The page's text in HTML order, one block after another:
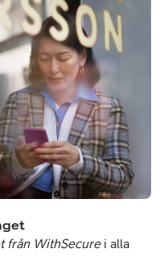
från WithSecurei alla